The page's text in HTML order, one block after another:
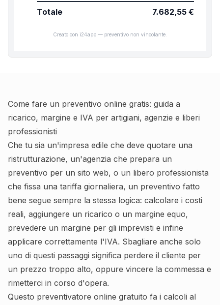
Totale 7.682,55 €
Creato con i24app — preventivo non vincolante.
Come fare un preventivo online gratis: guida a
ricarico, margine e IVA per artigiani, agenzie e liberi
professionisti
Che tu sia un'impresa edile che deve quotare una
ristrutturazione, un'agenzia che prepara un
preventivo per un sito web, o un libero professionista
che fissa una tariffa giornaliera, un preventivo fatto
bene segue sempre la stessa logica: calcolare i costi
reali, aggiungere un ricarico o un margine equo,
prevedere un margine per gli imprevisti e infine
applicare correttamente l'IVA. Sbagliare anche solo
uno di questi passaggi significa perdere il cliente per
un prezzo troppo alto, oppure vincere la commessa e
rimetterci in corso d'opera.
Questo preventivatore online gratuito fa i calcoli al